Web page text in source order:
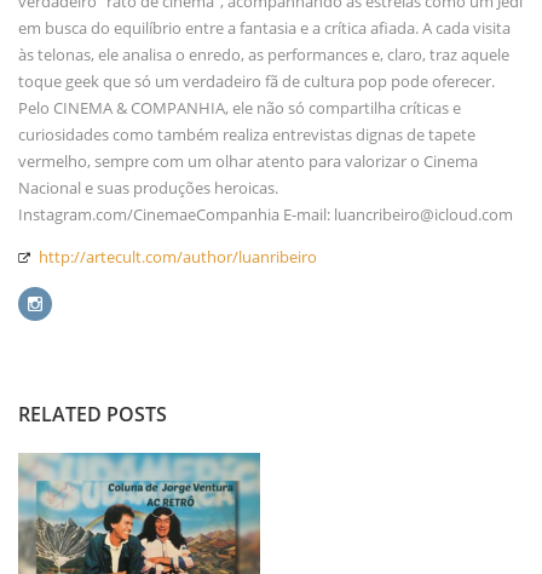
em busca do equilíbrio entre a fantasia e a crítica afiada. A cada visita
às telonas, ele analisa o enredo, as performances e, claro, traz aquele
toque geek que só um verdadeiro fã de cultura pop pode oferecer.
Pelo CINEMA & COMPANHIA, ele não só compartilha críticas e
curiosidades como também realiza entrevistas dignas de tapete
vermelho, sempre com um olhar atento para valorizar o Cinema
Nacional e suas produções heroicas.
Instagram.com/CinemaeCompanhia E-mail: luancribeiro@icloud.com
http://artecult.com/author/luanribeiro
RELATED POSTS